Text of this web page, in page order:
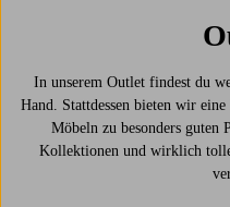
In unserem Outlet findest du
Hand. Stattdessen bieten wir
Möbeln zu besonders guten
Kollektionen und wirklich